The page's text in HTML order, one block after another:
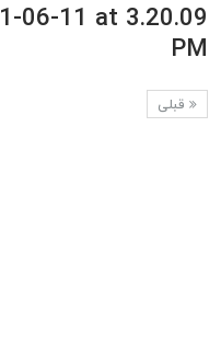
06-11 at 3.20.09
PM
قبلی